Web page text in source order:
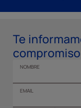
Te
compromiso
NOMBRE
EMAIL